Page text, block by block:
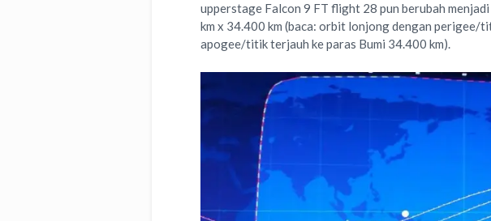
upperstage Falcon 9 FT flight 28 pun berubah
km x 34.400 km (baca: orbit lonjong dengan perigee/
apogee/titik terjauh ke paras Bumi 34.400 km).